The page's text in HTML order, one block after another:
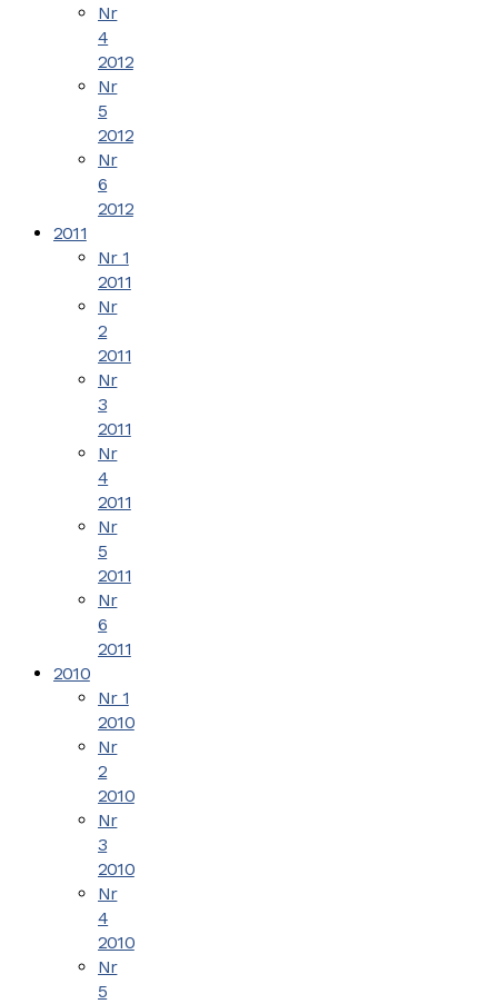
Nr
4
2012
Nr
5
2012
Nr
6
2012
2011
Nr 1
2011
Nr
2
2011
Nr
3
2011
Nr
4
2011
Nr
5
2011
Nr
6
2011
2010
Nr 1
2010
Nr
2
2010
Nr
3
2010
Nr
4
2010
Nr
5